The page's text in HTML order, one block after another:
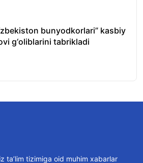
bunyodkorlari” kasbiy
g‘oliblarini tabrikladi
ta’lim tizimiga oid muhim xabarlar